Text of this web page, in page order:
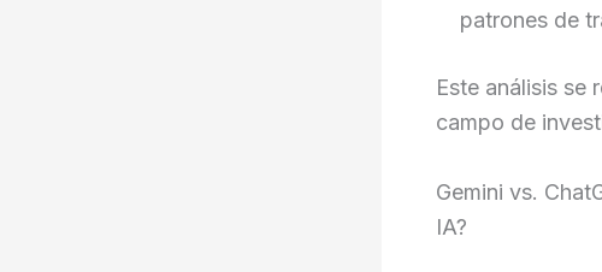
patrones de
Este análisis se
campo de
Gemini vs.
IA?